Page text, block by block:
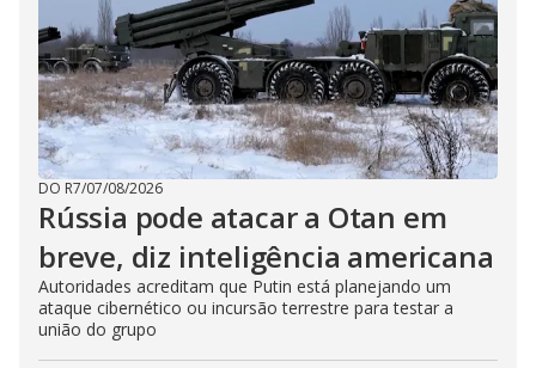
DO R7/07/08/2026
Rússia pode atacar a Otan em
breve, diz inteligência americana
Autoridades acreditam que Putin está planejando um
ataque cibernético ou incursão terrestre para testar a
união do grupo